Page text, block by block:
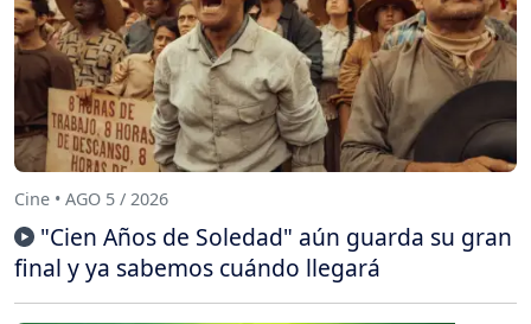
Cine • AGO 5 / 2026
"Cien Años de Soledad" aún guarda su gran
final y ya sabemos cuándo llegará